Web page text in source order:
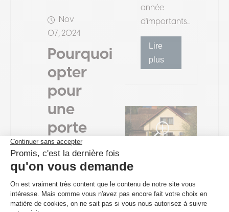
année
d'importants...
Lire
plus
Nov
07, 2024
Pourquoi
opter
pour
une
porte
de
garage
anti-
inondation
07, 2024